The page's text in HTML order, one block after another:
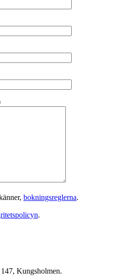
bokningsreglerna.
.
Kungsholmen.